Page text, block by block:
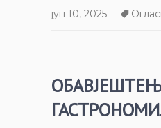
јун 10, 2025